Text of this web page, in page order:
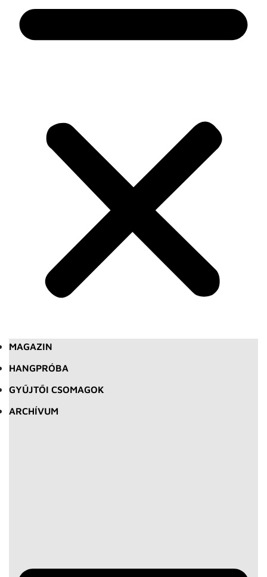
MAGAZIN
HANGPRÓBA
GYŰJTŐI CSOMAGOK
ARCHÍVUM